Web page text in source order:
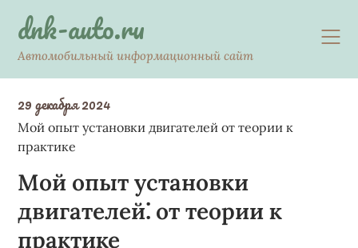
contentdnk-auto.ru
Автомобильный информационный сайт
29 декабря 2024
Мой опыт установки двигателей от теории к
практике
Мой опыт установки
двигателей⁚ от теории к
практике